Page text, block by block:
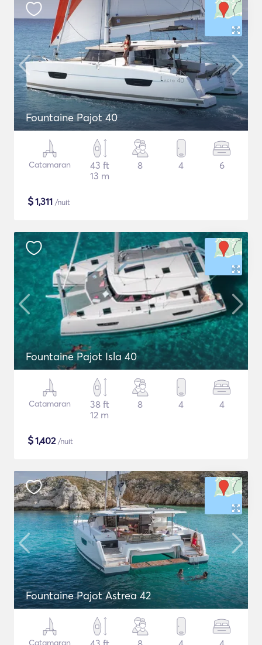
Fountaine Pajot 40
Catamaran
43 ft
13 m
8 4 6
$1,311 /nuit
Fountaine Pajot Isla 40
Catamaran
38 ft
12 m
8 4 4
$1,402/nuit
Fountaine Pajot Astrea 42
Catamaran